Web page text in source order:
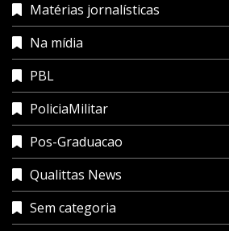
Matérias jornalísticas
Na mídia
PBL
PoliciaMilitar
Pos-Graduacao
Qualittas News
Sem categoria